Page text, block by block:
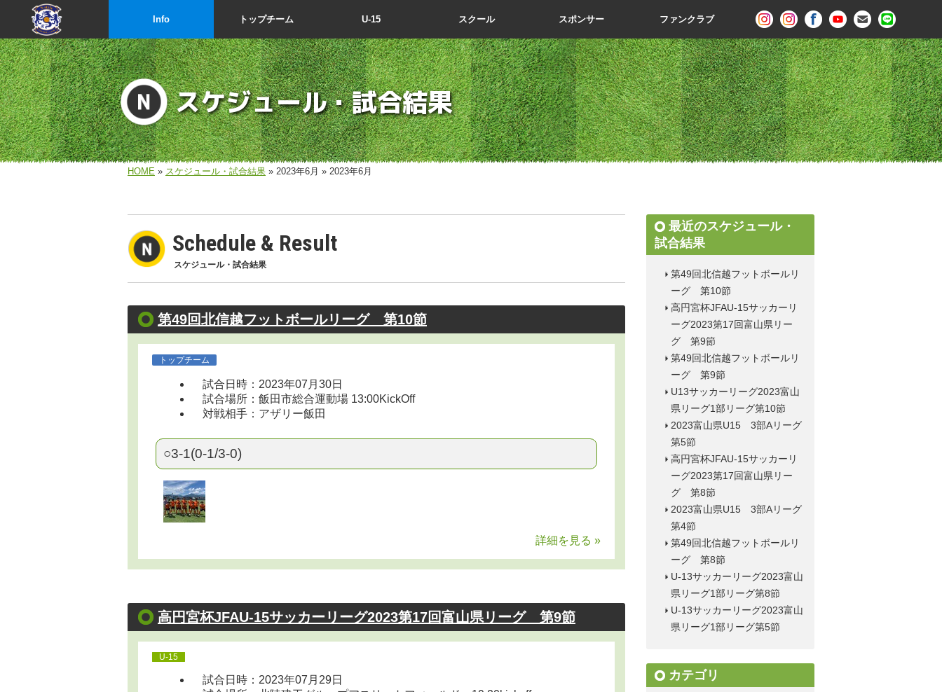
Info トップチーム U-15 スクール スポンサー ファンクラブ
スケジュール・試合結果
HOME » スケジュール・試合結果 » 2023年6月 » 2023年6月
Schedule & Result
スケジュール・試合結果
第49回北信越フットボールリーグ 第10節
トップチーム
試合日時：2023年07月30日
試合場所：飯田市総合運動場 13:00KickOff
対戦相手：アザリー飯田
○3-1(0-1/3-0)
詳細を見る »
高円宮杯JFAU-15サッカーリーグ2023第17回富山県リーグ 第9節
U-15
試合日時：2023年07月29日
最近のスケジュール・
試合結果
第49回北信越フットボールリ
ーグ 第10節
高円宮杯JFAU-15サッカーリ
ーグ2023第17回富山県リー
グ 第9節
第49回北信越フットボールリ
ーグ 第9節
U13サッカーリーグ2023富山
県リーグ1部リーグ第10節
2023富山県U15 3部Aリーグ
第5節
高円宮杯JFAU-15サッカーリ
ーグ2023第17回富山県リー
グ 第8節
2023富山県U15 3部Aリーグ
第4節
第49回北信越フットボールリ
ーグ 第8節
U-13サッカーリーグ2023富山
県リーグ1部リーグ第8節
U-13サッカーリーグ2023富山
県リーグ1部リーグ第5節
カテゴリ